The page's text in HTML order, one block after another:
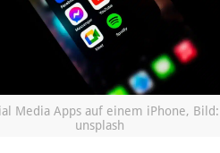
Media Apps auf einem iPhone, Bild:
unsplash